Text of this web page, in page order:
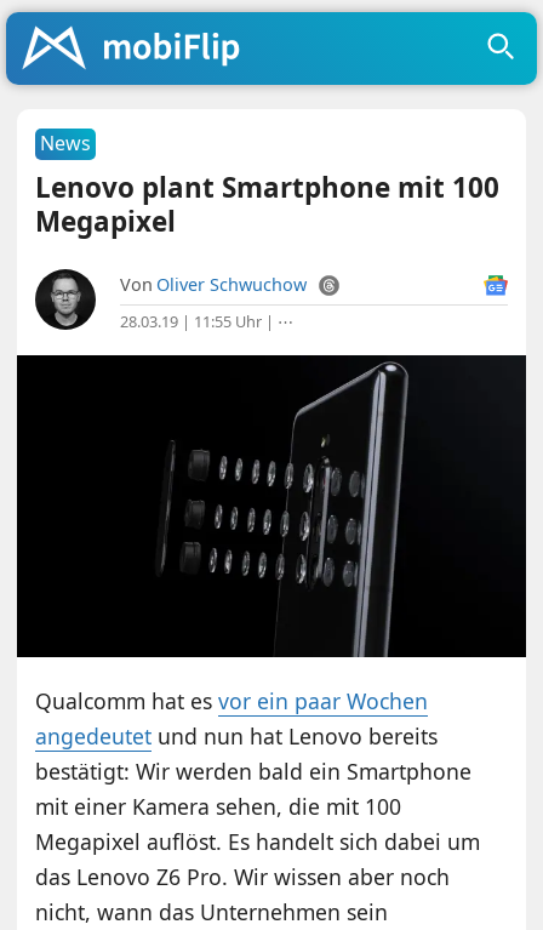
News
Lenovo plant Smartphone mit 100
Megapixel
Von Oliver Schwuchow
28.03.19 | 11:55 Uhr | ⋯
Qualcomm hat esvor ein paar Wochen
angedeutet und nun hat Lenovo bereits
bestätigt: Wir werden bald ein Smartphone
mit einer Kamera sehen, die mit 100
Megapixel auflöst. Es handelt sich dabei um
das Lenovo Z6 Pro. Wir wissen aber noch
nicht, wann das Unternehmen sein